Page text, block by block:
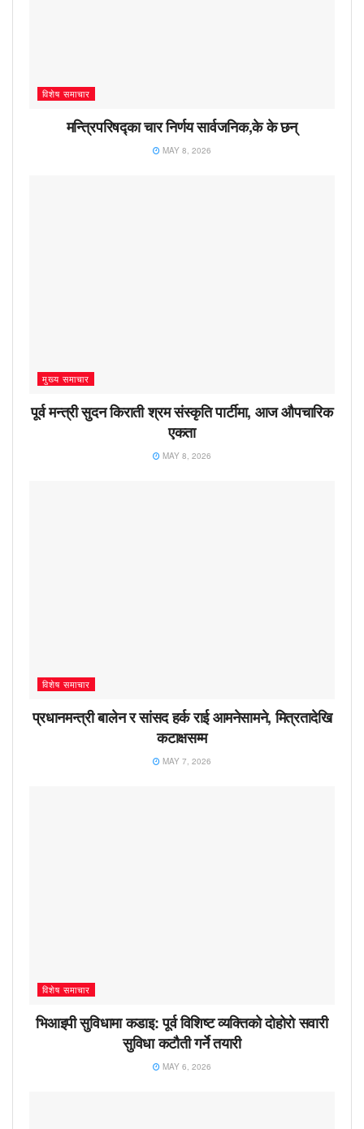
विशेष समाचार
मन्त्रिपरिषद्का चार निर्णय सार्वजनिक,के के छन्
MAY 8, 2026
मुख्य समाचार
पूर्व मन्त्री सुदन किराती श्रम संस्कृति पार्टीमा, आज औपचारिक
एकता
MAY 8, 2026
विशेष समाचार
प्रधानमन्त्री बालेन र सांसद हर्क राई आमनेसामने, मित्रतादेखि
कटाक्षसम्म
MAY 7, 2026
विशेष समाचार
भिआइपी सुविधामा कडाइ: पूर्व विशिष्ट व्यक्तिको दोहोरो सवारी
सुविधा कटौती गर्ने तयारी
MAY 6, 2026